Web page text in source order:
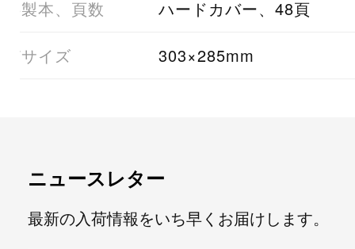
06製本、頁数 ハードカバー、48頁
07サイズ 303×285mm
ニュースレター
最新の入荷情報をいち早くお届けします。